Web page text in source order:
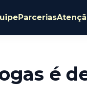
Parcerias
é